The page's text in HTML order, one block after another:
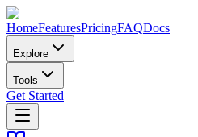
HomeFeaturesPricingFAQDocs
Explore
Tools
Get Started